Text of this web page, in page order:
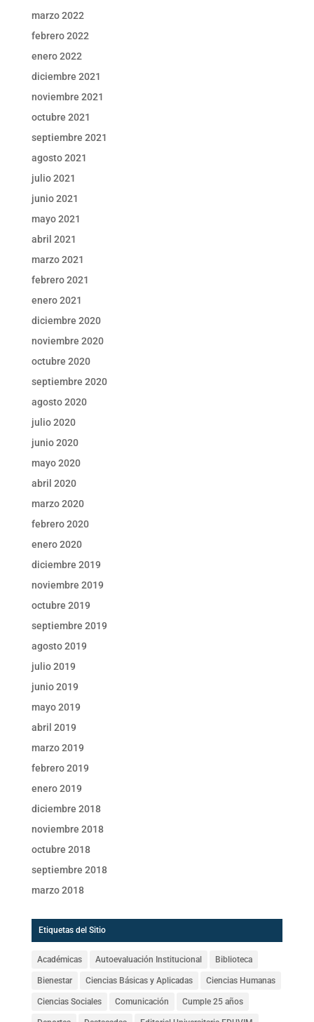
marzo 2022
febrero 2022
enero 2022
diciembre 2021
noviembre 2021
octubre 2021
septiembre 2021
agosto 2021
julio 2021
junio 2021
mayo 2021
abril 2021
marzo 2021
febrero 2021
enero 2021
diciembre 2020
noviembre 2020
octubre 2020
septiembre 2020
agosto 2020
julio 2020
junio 2020
mayo 2020
abril 2020
marzo 2020
febrero 2020
enero 2020
diciembre 2019
noviembre 2019
octubre 2019
septiembre 2019
agosto 2019
julio 2019
junio 2019
mayo 2019
abril 2019
marzo 2019
febrero 2019
enero 2019
diciembre 2018
noviembre 2018
octubre 2018
septiembre 2018
marzo 2018
Etiquetas del Sitio
Académicas Autoevaluación Institucional Biblioteca
Bienestar Ciencias Básicas y Aplicadas Ciencias Humanas
Ciencias Sociales Comunicación Cumple 25 años